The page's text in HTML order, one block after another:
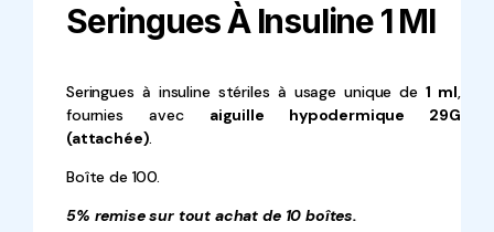
Seringues À Insuline 1 Ml
Seringues à insuline stériles à usage unique de1 ml,
fournies avec aiguille hypodermique 29G
(attachée).
Boîte de 100.
5% remise sur tout achat de 10 boîtes.